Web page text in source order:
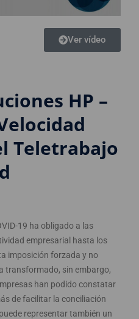
Ver vídeo
HP –
Teletrabajo
19 ha obligado a las
empresarial hasta los
imposición forzada y no
transformado, sin embargo,
han podido constatar
de facilitar la conciliación
representar también un